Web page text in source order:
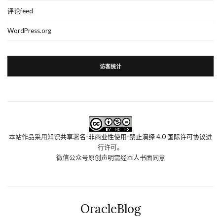
评论feed
WordPress.org
访客统计
本站作品采用知识共享署名-非商业性使用-禁止演绎 4.0 国际许可协议进
行许可。
微信公众号原创声明需经本人书面同意
OracleBlog